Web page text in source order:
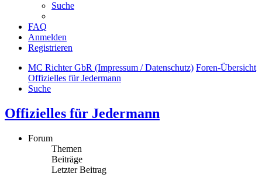
Suche
FAQ
Anmelden
Registrieren
MC Richter GbR (Impressum / Datenschutz) Foren-Übersicht
Offizielles für Jedermann
Suche
Offizielles für Jedermann
Forum
Themen
Beiträge
Letzter Beitrag